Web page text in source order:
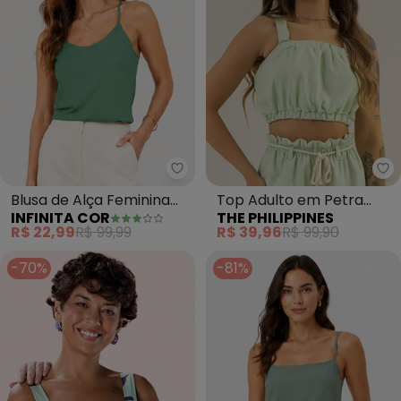
Infinita Cor - Blusa de Alça
Blusa de Alça Feminina
Visco Premiere (Verde)
INFINITA COR
R$ 22,99R$ 99,99
Top Adulto em Petra
(Verde)
THE PHILIPPINES
R$ 39,96R$ 99,90
-70%
-81%